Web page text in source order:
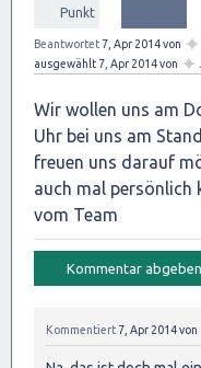
Punkt
Beantwortet7, Apr 2014von ✦
ausgewählt7, Apr 2014von ✦
Wir wollen uns am
Uhr bei uns am
freuen uns darauf
auch mal persönlich
vom Team
Kommentiert7, Apr 2014von